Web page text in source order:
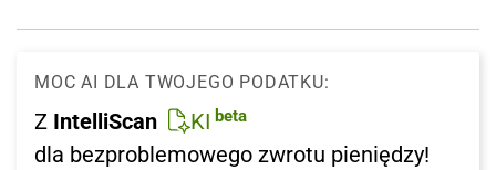
MOC AI DLA TWOJEGO PODATKU:
Z IntelliScan KI beta
dla bezproblemowego zwrotu pieniędzy!